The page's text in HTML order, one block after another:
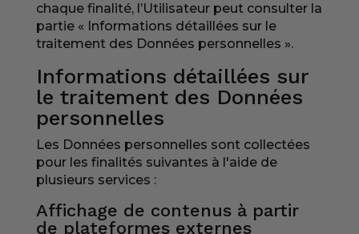
chaque finalité, l’Utilisateur peut consulter la
partie « Informations détaillées sur le
traitement des Données personnelles ».
Informations détaillées sur
le traitement des Données
personnelles
Les Données personnelles sont collectées
pour les finalités suivantes à l'aide de
plusieurs services :
Affichage de contenus à partir
de plateformes externes